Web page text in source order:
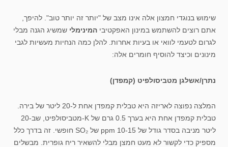
שימוש בנוגדי חמצון אלה אינו מצב של "יותר זה יותר טוב". להיפך,
אתם רוצים להשתמש במינון האפקטיבי המינימלי שמשיג הגנה מבלי
לגרום לטעמי לוואי או בעיות אחרות. להלן כמה הנחיות מעשיות לגבי
מינונים וכיצד להוסיף חומרים אלה:
נתרן/אשלגן מטביסולפיט (קמפדן)
המלצה נפוצה לאריזה היא טבלית קמפדן אחת ל-20 ליטר של בירה.
טבלית קמפדן אחת היא בערך 0.5 גרם של K-מטביסולפיט, שב-20
ליטר מניבה בסדר גודל של 10-15 ppm של SO₂ חופשי. זה בדרך כלל
מספיק כדי לקשור לא מעט חמצן מבלי להשאיר ריח גופרית. מבשלים